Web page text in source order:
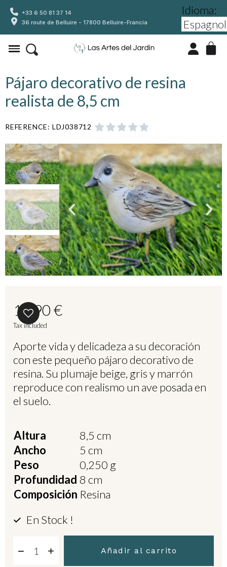
+33 6 50 81 37 14
36 route de Belluire - 17800 Belluire-Francia
Idioma:
Pájaro decorativo de resina
realista de 8,5 cm
REFERENCE LDJ038712     
14,90 €
Tax included
Aporte vida y delicadeza a su decoración
con este pequeño pájaro decorativo de
resina. Su plumaje beige, gris y marrón
reproduce con realismo un ave posada en
el suelo.
Altura
8,5 cm
Ancho
5 cm
Peso
0,250 g
Profundidad 8 cm
Composición Resina
En Stock !
Añadir al carrito